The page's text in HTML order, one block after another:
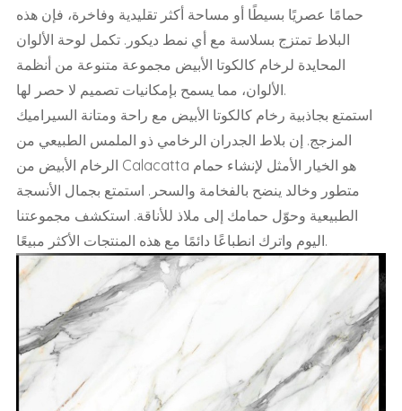
حمامًا عصريًا بسيطًا أو مساحة أكثر تقليدية وفاخرة، فإن هذه
البلاط تمتزج بسلاسة مع أي نمط ديكور. تكمل لوحة الألوان
المحايدة لرخام كالكوتا الأبيض مجموعة متنوعة من أنظمة
الألوان، مما يسمح بإمكانيات تصميم لا حصر لها.
استمتع بجاذبية رخام كالكوتا الأبيض مع راحة ومتانة السيراميك
المزجج. إن بلاط الجدران الرخامي ذو الملمس الطبيعي من
الرخام الأبيض من Calacatta هو الخيار الأمثل لإنشاء حمام
متطور وخالد ينضح بالفخامة والسحر. استمتع بجمال الأنسجة
الطبيعية وحوّل حمامك إلى ملاذ للأناقة. استكشف مجموعتنا
اليوم واترك انطباعًا دائمًا مع هذه المنتجات الأكثر مبيعًا.